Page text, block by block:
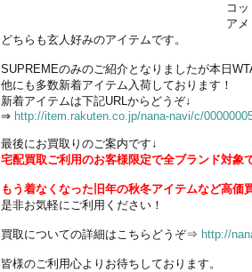
コ
ア
どちらも玄人好みのアイテムです。
SUPREMEのみのご紹介となりましたが本日
他にも多数新着アイテム入荷しております！
新着アイテムは下記URLからどうぞ↓
⇒ http://item.rakuten.co.jp/nana-navi/c/
最後にお買取りのご案内です↓
宅配買取ご利用のお客様限定で全ブランド対象
もう着なくなった旧年の秋冬アイテムなど高価
是非お気軽にご利用ください！
買取についての詳細はこちらどうぞ⇒ http://
皆様のご利用心よりお待ちしております。